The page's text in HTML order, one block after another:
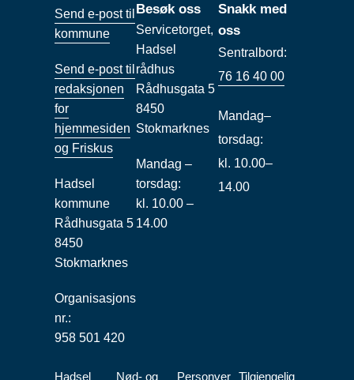
Send e-post til
kommune
Send e-post til
redaksjonen
for
hjemmesiden
og Friskus
Hadsel
kommune
Rådhusgata 5
8450
Stokmarknes
Organisasjons
nr.:
958 501 420
Besøk oss
Servicetorget,
Hadsel
rådhus
Rådhusgata 5
8450
Stokmarknes
Mandag –
torsdag:
kl. 10.00 –
14.00
Snakk med
oss
Sentralbord:
76 16 40 00
Mandag–
torsdag:
kl. 10.00–
14.00
Hadsel Nød- og Personver Tilgjengelig